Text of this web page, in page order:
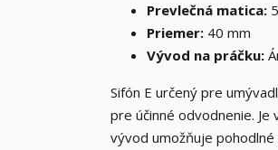
Prevlečná matica:
Priemer: 40 mm
Vývod na práčku:
Sifón E určený pre
pre účinné odvodnenie.
vývod umožňuje